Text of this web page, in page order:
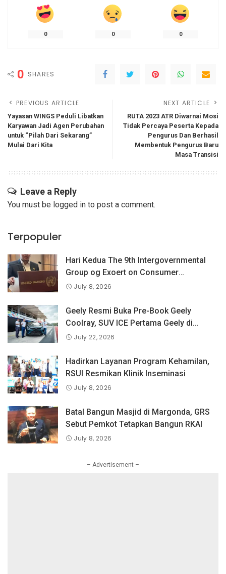
0 0 0
0 SHARES
PREVIOUS ARTICLE
Yayasan WINGS Peduli Libatkan
Karyawan Jadi Agen Perubahan
untuk “Pilah Dari Sekarang”
Mulai Dari Kita
NEXT ARTICLE
RUTA 2023 ATR Diwarnai Mosi
Tidak Percaya Peserta Kepada
Pengurus Dan Berhasil
Membentuk Pengurus Baru
Masa Transisi
Leave a Reply
You must be logged in to post a comment.
Terpopuler
Hari Kedua The 9th Intergovernmental
Group og Exoert on Consumer
Protection Law and Policy, BPKN RI
tentang Keselamatan Produk dan
Perlindungan Konsumen Digital
July 8, 2026
Geely Resmi Buka Pre-Book Geely
Coolray, SUV ICE Pertama Geely di
Indonesia yang Dipercaya Lebih dari 1,3
July 22, 2026
Hadirkan Layanan Program Kehamilan,
RSUI Resmikan Klinik Inseminasi
July 8, 2026
Batal Bangun Masjid di Margonda, GRS
Sebut Pemkot Tetapkan Bangun RKAI
July 8, 2026
– Advertisement –